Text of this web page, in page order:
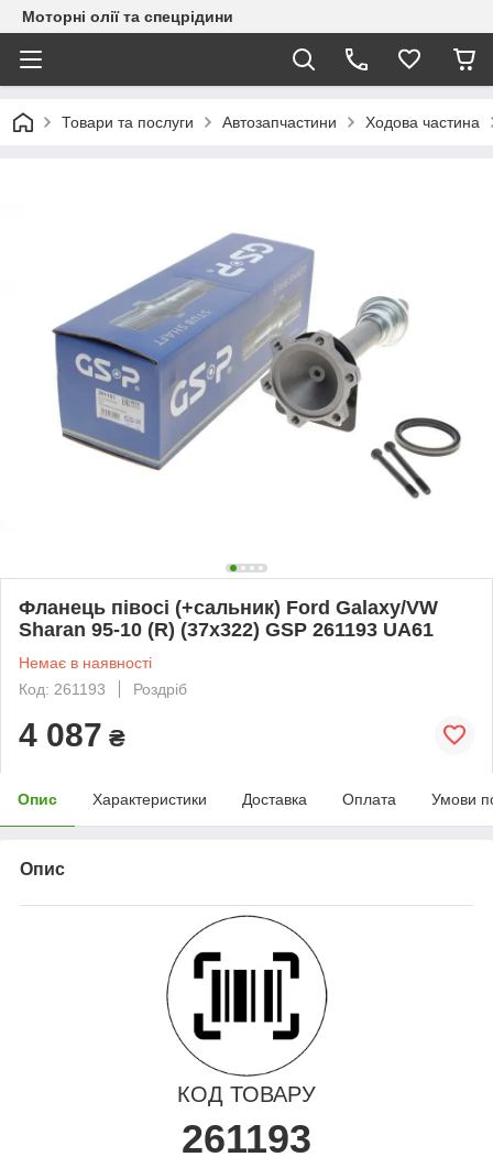
Моторні олії та спецрідини
Товари та послуги Автозапчастини Ходова частина
Фланець півосі (+сальник) Ford Galaxy/VW
Sharan 95-10 (R) (37x322) GSP 261193 UA61
Немає в наявності
Код: 261193
Роздріб
4 087 ₴
Опис Характеристики Доставка Оплата Умови
Опис
КОД ТОВАРУ
261193